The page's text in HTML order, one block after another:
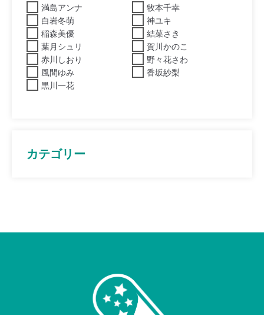
満島アンナ
牧本千幸
白岩冬萌
神ユキ
稲森美優
結菜さき
葉月シュリ
賀川かのこ
赤川しおり
野々花さわ
風間ゆみ
香坂紗梨
黒川一花
カテゴリー